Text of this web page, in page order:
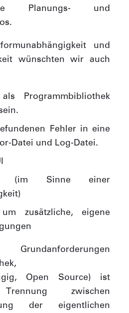
Planungs- und
und
wünschten wir auch
Programmbibliothek
Fehler in eine
Datei und Log-Datei.
(im Sinne einer
zusätzliche, eigene
Open Source) ist
zwischen
der eigentlichen